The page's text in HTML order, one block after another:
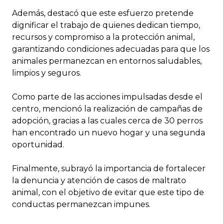
Además, destacó que este esfuerzo pretende
dignificar el trabajo de quienes dedican tiempo,
recursos y compromiso a la protección animal,
garantizando condiciones adecuadas para que los
animales permanezcan en entornos saludables,
limpios y seguros.
Como parte de las acciones impulsadas desde el
centro, mencionó la realización de campañas de
adopción, gracias a las cuales cerca de 30 perros
han encontrado un nuevo hogar y una segunda
oportunidad.
Finalmente, subrayó la importancia de fortalecer
la denuncia y atención de casos de maltrato
animal, con el objetivo de evitar que este tipo de
conductas permanezcan impunes.